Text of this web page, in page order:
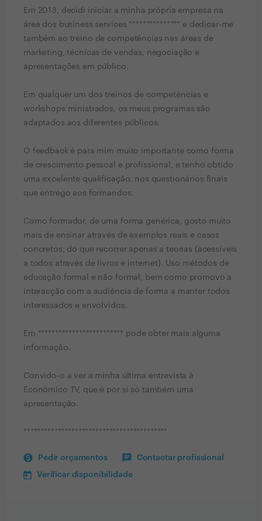
Em 2013, decidi iniciar a minha própria empresa na
área dos business services *************** e dedicar-me
também ao treino de competências nas áreas de
marketing, técnicas de vendas, negociação e
apresentações em público.
Em qualquer um dos treinos de competências e
workshops ministrados, os meus programas são
adaptados aos diferentes públicos.
O feedback é para mim muito importante como forma
de crescimento pessoal e profissional, e tenho obtido
uma excelente qualificação, nos questionários finais
que entrego aos formandos.
Como formador, de uma forma genérica, gosto muito
mais de ensinar através de exemplos reais e casos
concretos, do que recorrer apenas a teorias (acessíveis
a todos através de livros e internet). Uso métodos de
educação formal e não formal, bem como promovo a
interacção com a audiência de forma a manter todos
interessados e envolvidos.
Em ************************* pode obter mais alguma
informação.
Convido-o a ver a minha última entrevista à
Económico TV, que é por si só também uma
apresentação.
******************************************
Pedir orçamentos Contactar profissional
Verificar disponibilidade